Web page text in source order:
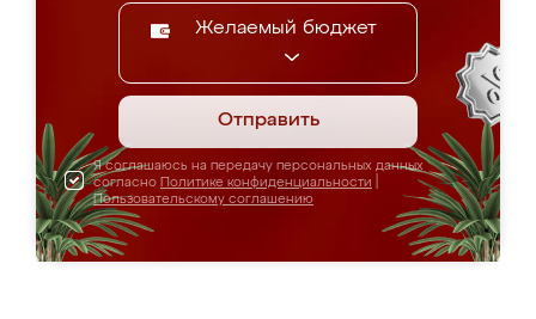
Желаемый бюджет
Отправить
Я соглашаюсь на передачу персональных данных
согласно Политике конфиденциальности
Пользовательскому соглашению